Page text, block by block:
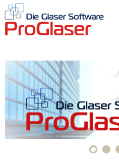
UEBERSCHRIFT